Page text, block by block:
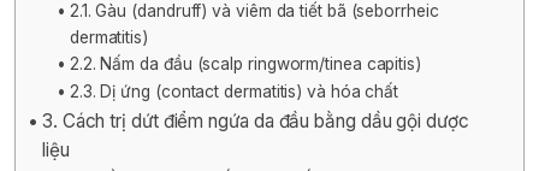
2.1. Gàu (dandruff) và viêm da tiết bã (seborrheic
dermatitis)
2.2. Nấm da đầu (scalp ringworm/tinea capitis)
2.3. Dị ứng (contact dermatitis) và hóa chất
3. Cách trị dứt điểm ngứa da đầu bằng dầu gội dược
liệu